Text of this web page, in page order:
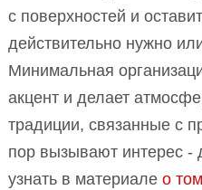
с поверхностей и
действительно нужно
Минимальная
акцент и делает
традиции, связанные с
пор вызывают интерес -
узнать в материале о